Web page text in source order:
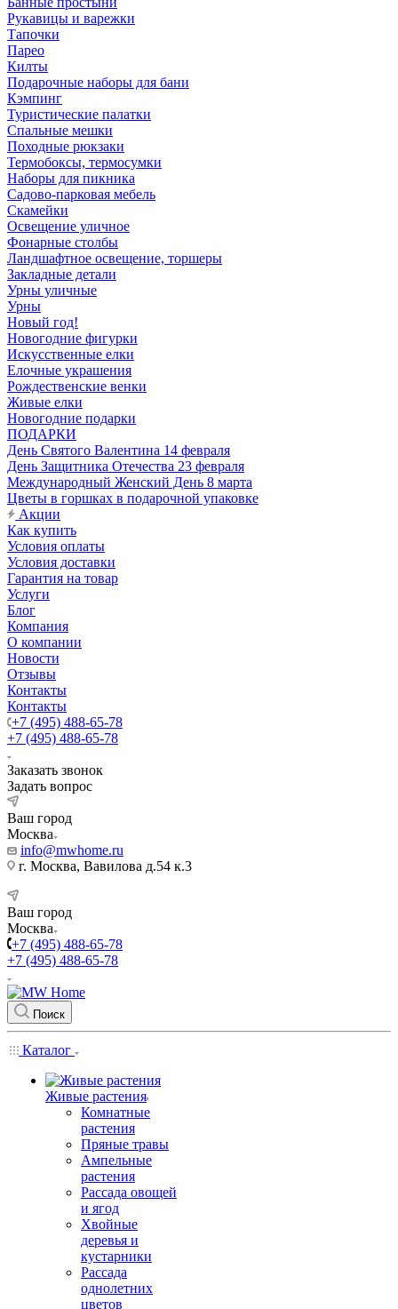
Рукавицы и варежки
Тапочки
Парео
Килты
Подарочные наборы для бани
Кэмпинг
Туристические палатки
Спальные мешки
Походные рюкзаки
Термобоксы, термосумки
Наборы для пикника
Садово-парковая мебель
Скамейки
Освещение уличное
Фонарные столбы
Ландшафтное освещение, торшеры
Закладные детали
Урны уличные
Урны
Новый год!
Новогодние фигурки
Искусственные елки
Елочные украшения
Рождественские венки
Живые елки
Новогодние подарки
ПОДАРКИ
День Святого Валентина 14 февраля
День Защитника Отечества 23 февраля
Международный Женский День 8 марта
Цветы в горшках в подарочной упаковке
Акции
Как купить
Условия оплаты
Условия доставки
Гарантия на товар
Услуги
Блог
Компания
О компании
Новости
Отзывы
Контакты
Контакты
+7 (495) 488-65-78
+7 (495) 488-65-78
Заказать звонок
Задать вопрос
Ваш город
Москва
info@mwhome.ru
г. Москва, Вавилова д.54 к.3
Ваш город
Москва
+7 (495) 488-65-78
+7 (495) 488-65-78
Поиск
Каталог
Живые растения
Комнатные
растения
Пряные травы
Ампельные
растения
Рассада овощей
и ягод
Хвойные
деревья и
кустарники
Рассада
однолетних
цветов